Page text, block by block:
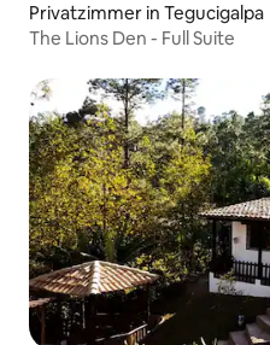
Privatzimmer in Tegucigalpa
The Lions Den - Full Suite